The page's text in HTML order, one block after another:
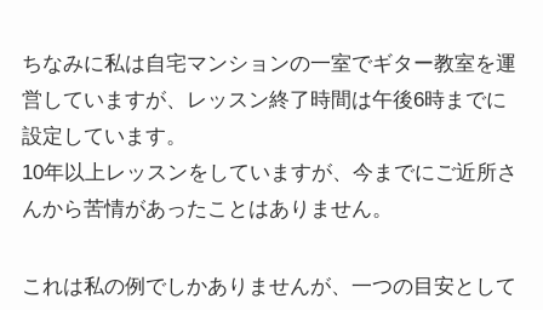
ちなみに私は自宅マンションの一室でギター教室を運
営していますが、レッスン終了時間は午後6時までに
設定しています。
10年以上レッスンをしていますが、今までにご近所さ
んから苦情があったことはありません。
これは私の例でしかありませんが、一つの目安として